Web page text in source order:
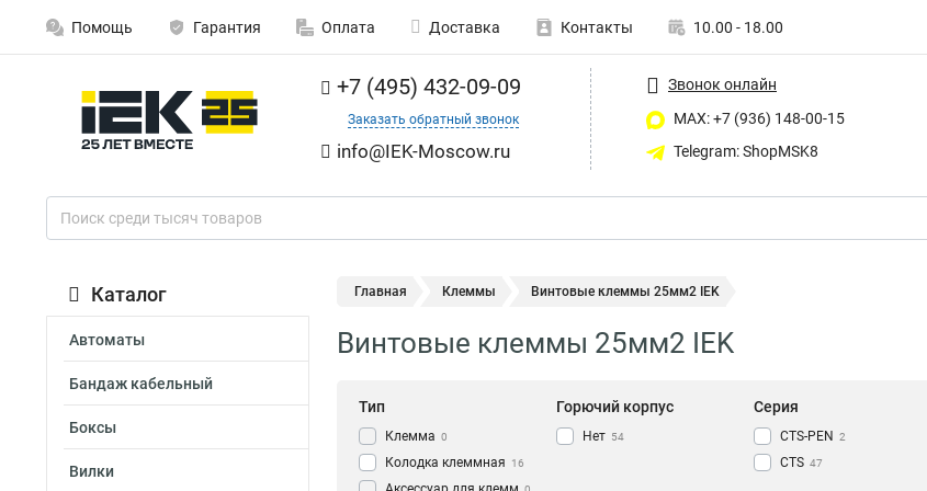
Помощь Гарантия Оплата Доставка Контакты 10.00 - 18.00
+7 (495) 432-09-09
Заказать обратный звонок
info@IEK-Moscow.ru
Звонок онлайн
MAX: +7 (936) 148-00-15
Telegram: ShopMSK8
Каталог
Автоматы
Бандаж кабельный
Боксы
Вилки
Главная Клеммы Винтовые клеммы 25мм2 IEK
Винтовые клеммы 25мм2 IEK
Тип
Клемма 0
Колодка клеммная 16
Горючий корпус
Нет 54
Серия
CTS-PEN 2
CTS 47